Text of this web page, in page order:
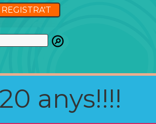
REGISTRA'T
anys!!!!